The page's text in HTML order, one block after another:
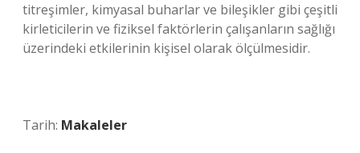
titreşimler, kimyasal buharlar ve bileşikler gibi çeşitli
kirleticilerin ve fiziksel faktörlerin çalışanların sağlığı
üzerindeki etkilerinin kişisel olarak ölçülmesidir.
Tarih: Makaleler